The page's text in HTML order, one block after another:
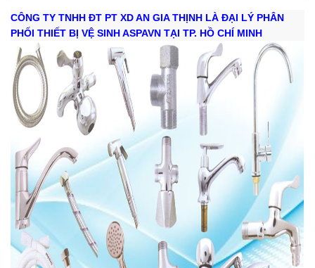
CÔNG TY TNHH ĐT PT XD AN GIA THỊNH LÀ ĐẠI LÝ PHÂN
PHỐI THIẾT BỊ VỆ SINH ASPAVN TẠI TP. HỒ CHÍ MINH